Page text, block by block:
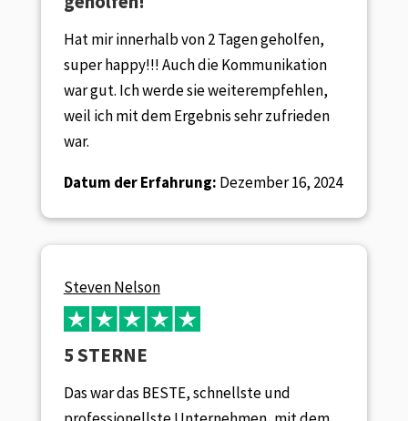
Hat mir innerhalb von 2 Tagen geholfen,
super happy!!! Auch die Kommunikation
war gut. Ich werde sie weiterempfehlen,
weil ich mit dem Ergebnis sehr zufrieden
war.
Datum der Erfahrung: Dezember 16, 2024
Steven Nelson
5 STERNE
Das war das BESTE, schnellste und